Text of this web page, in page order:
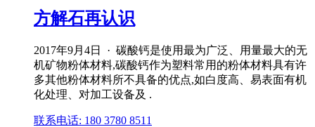
方解石再认识
2017年9月4日 · 碳酸钙是使用最为广泛、用量最大的无
机矿物粉体材料,碳酸钙作为塑料常用的粉体材料具有许
多其他粉体材料所不具备的优点,如白度高、易表面有机
化处理、对加工设备及 .
联系电话: 180 3780 8511